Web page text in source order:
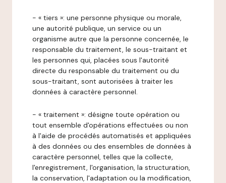
- « tiers »: une personne physique ou morale,
une autorité publique, un service ou un
organisme autre que la personne concernée, le
responsable du traitement, le sous-traitant et
les personnes qui, placées sous l'autorité
directe du responsable du traitement ou du
sous-traitant, sont autorisées à traiter les
données à caractère personnel.
- « traitement »: désigne toute opération ou
tout ensemble d'opérations effectuées ou non
à l'aide de procédés automatisés et appliquées
à des données ou des ensembles de données à
caractère personnel, telles que la collecte,
l'enregistrement, l'organisation, la structuration,
la conservation, l'adaptation ou la modification,